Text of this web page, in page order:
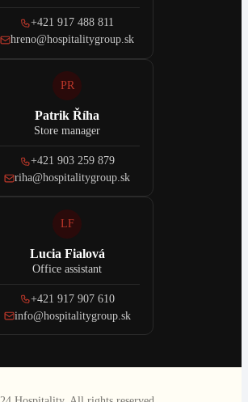
+421 917 488 811
hreno@hospitalitygroup.sk
PR
Patrik Říha
Store manager
+421 903 259 879
riha@hospitalitygroup.sk
LF
Lucia Fialová
Office assistant
+421 917 907 610
info@hospitalitygroup.sk